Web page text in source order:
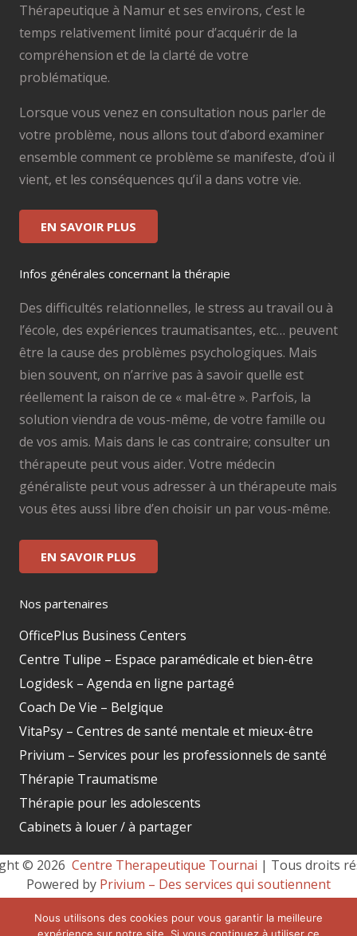
Thérapeutique à Namur et ses environs, c’est le
temps relativement limité pour d’acquérir de la
compréhension et de la clarté de votre
problématique.
Lorsque vous venez en consultation nous parler de
votre problème, nous allons tout d’abord examiner
ensemble comment ce problème se manifeste, d’où il
vient, et les conséquences qu’il a dans votre vie.
EN SAVOIR PLUS
Infos générales concernant la thérapie
Des difficultés relationnelles, le stress au travail ou à
l’école, des expériences traumatisantes, etc… peuvent
être la cause des problèmes psychologiques. Mais
bien souvent, on n’arrive pas à savoir quelle est
réellement la raison de ce « mal-être ». Parfois, la
solution viendra de vous-même, de votre famille ou
de vos amis. Mais dans le cas contraire; consulter un
thérapeute peut vous aider. Votre médecin
généraliste peut vous adresser à un thérapeute mais
vous êtes aussi libre d’en choisir un par vous-même.
EN SAVOIR PLUS
Nos partenaires
OfficePlus Business Centers
Centre Tulipe – Espace paramédicale et bien-être
Logidesk – Agenda en ligne partagé
Coach De Vie – Belgique
VitaPsy – Centres de santé mentale et mieux-être
Privium – Services pour les professionnels de santé
Thérapie Traumatisme
Thérapie pour les adolescents
Cabinets à louer / à partager
© 2026 Centre Therapeutique Tournai | Tous droits
Powered by Privium – Des services qui soutiennent
hypnotherapeutes.
Nous utilisons des cookies pour vous garantir la meilleure